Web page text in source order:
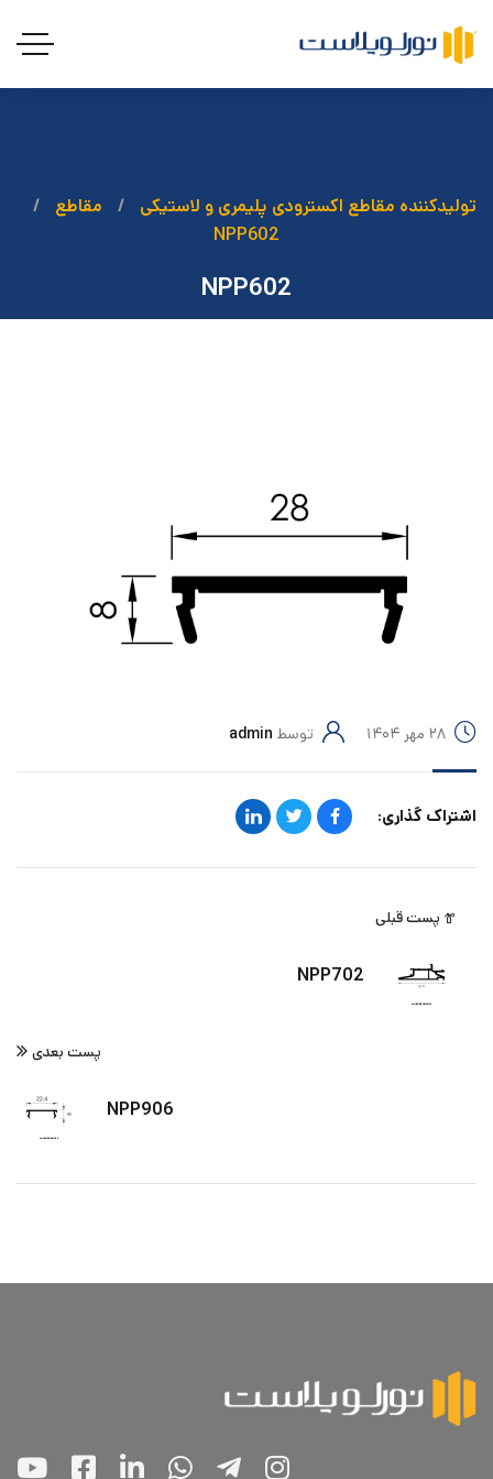
تولیدکننده مقاطع اکسترودی پلیمری و لاستیکی
مقاطع
NPP602
NPP602
۲۸ مهر ۱۴۰۴ توسط admin
اشتراک گذاری:
پست قبلی
NPP702
پست بعدی
NPP906